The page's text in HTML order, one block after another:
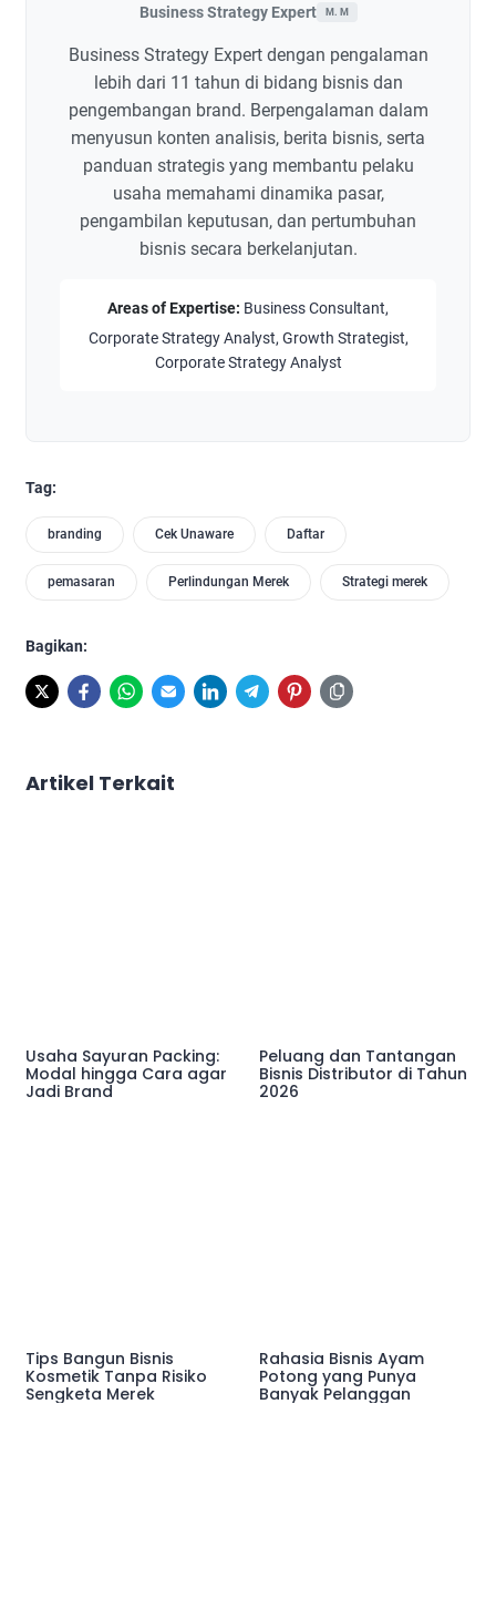
Business Strategy Expert M. M
Business Strategy Expert dengan pengalaman
lebih dari 11 tahun di bidang bisnis dan
pengembangan brand. Berpengalaman dalam
menyusun konten analisis, berita bisnis, serta
panduan strategis yang membantu pelaku
usaha memahami dinamika pasar,
pengambilan keputusan, dan pertumbuhan
bisnis secara berkelanjutan.
Areas of Expertise: Business Consultant,
Corporate Strategy Analyst, Growth Strategist,
Corporate Strategy Analyst
Tag:
branding Cek Unaware Daftar
pemasaran Perlindungan Merek Strategi merek
Bagikan:
Artikel Terkait
Usaha Sayuran Packing:
Modal hingga Cara agar
Jadi Brand
Peluang dan Tantangan
Bisnis Distributor di Tahun
2026
Tips Bangun Bisnis
Kosmetik Tanpa Risiko
Sengketa Merek
Rahasia Bisnis Ayam
Potong yang Punya
Banyak Pelanggan